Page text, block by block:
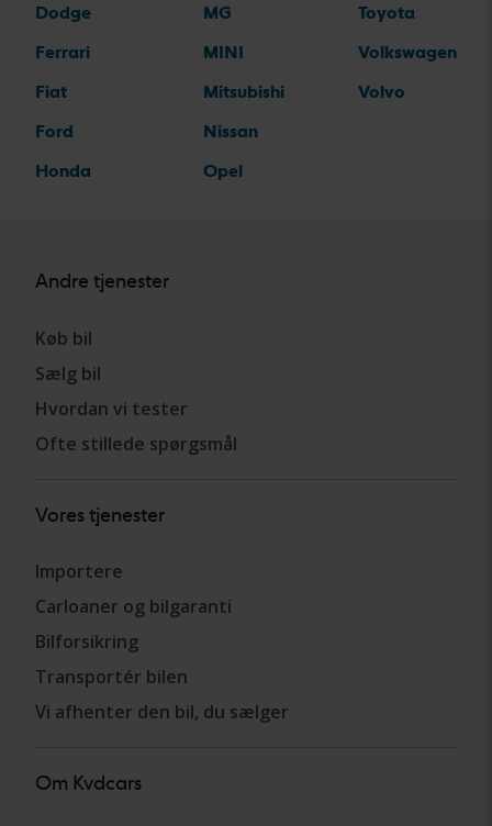
Dodge
Ferrari
Fiat
Ford
Honda
MG
MINI
Mitsubishi
Nissan
Opel
Toyota
Volkswagen
Volvo
Andre tjenester
Køb bil
Sælg bil
Hvordan vi tester
Ofte stillede spørgsmål
Vores tjenester
Importere
Carloaner og bilgaranti
Bilforsikring
Transportér bilen
Vi afhenter den bil, du sælger
Om Kvdcars